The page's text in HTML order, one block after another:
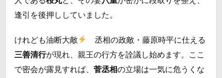
逢引を後押ししていました。
けれども油断大敵
丞相の政敵・藤原時平に仕える
三善清行が現れ、親王の行方を詮議し始めます。ここ
で密会が露見すれば、 菅丞相の立場は一気に危うくな